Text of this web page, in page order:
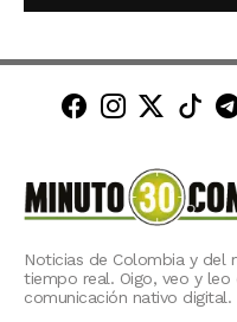
Minuto30 en
Minuto30
Noticias de Colombia y del
tiempo real. Oigo, veo y
comunicación nativo digital.